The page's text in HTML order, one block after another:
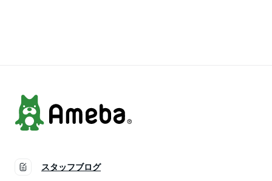
スタッフブログ